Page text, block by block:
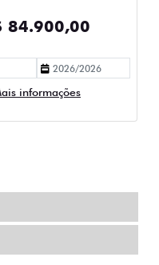
84.900,00
2026/2026
informações